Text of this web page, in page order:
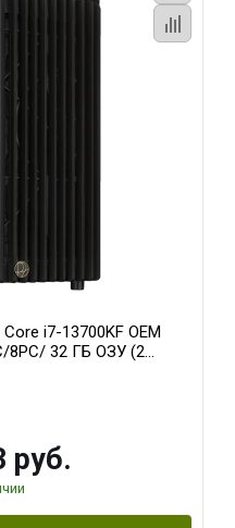
i7-13700KF OEM
8PC/ 32 ГБ ОЗУ (2
384-Bit 3xDP
руб.